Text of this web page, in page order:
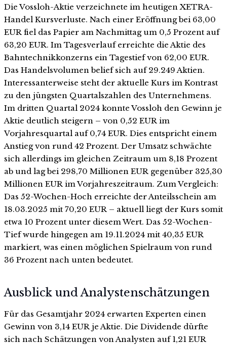
Die Vossloh-Aktie verzeichnete im heutigen XETRA-
Handel Kursverluste. Nach einer Eröffnung bei 63,00
EUR fiel das Papier am Nachmittag um 0,5 Prozent auf
63,20 EUR. Im Tagesverlauf erreichte die Aktie des
Bahntechnikkonzerns ein Tagestief von 62,00 EUR.
Das Handelsvolumen belief sich auf 29.249 Aktien.
Interessanterweise steht der aktuelle Kurs im Kontrast
zu den jüngsten Quartalszahlen des Unternehmens.
Im dritten Quartal 2024 konnte Vossloh den Gewinn je
Aktie deutlich steigern – von 0,52 EUR im
Vorjahresquartal auf 0,74 EUR. Dies entspricht einem
Anstieg von rund 42 Prozent. Der Umsatz schwächte
sich allerdings im gleichen Zeitraum um 8,18 Prozent
ab und lag bei 298,70 Millionen EUR gegenüber 325,30
Millionen EUR im Vorjahreszeitraum. Zum Vergleich:
Das 52-Wochen-Hoch erreichte der Anteilsschein am
18.03.2025 mit 70,20 EUR – aktuell liegt der Kurs somit
etwa 10 Prozent unter diesem Wert. Das 52-Wochen-
Tief wurde hingegen am 19.11.2024 mit 40,35 EUR
markiert, was einen möglichen Spielraum von rund
36 Prozent nach unten bedeutet.
Ausblick und Analystenschätzungen
Für das Gesamtjahr 2024 erwarten Experten einen
Gewinn von 3,14 EUR je Aktie. Die Dividende dürfte
sich nach Schätzungen von Analysten auf 1,21 EUR